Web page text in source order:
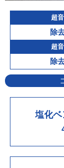
超
除
超
除
塩化